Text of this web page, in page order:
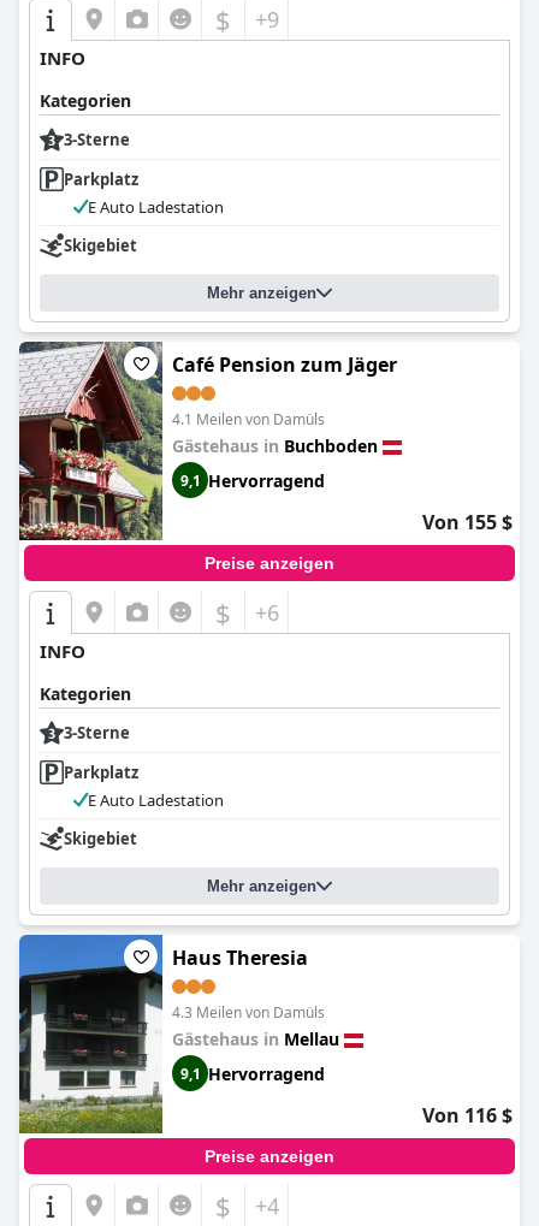
$ +9
INFO
Kategorien
3-Sterne
Parkplatz
E Auto Ladestation
Skigebiet
Mehr anzeigen
Café Pension zum Jäger
4.1 Meilen von Damüls
Gästehaus in Buchboden
9,1 Hervorragend
Von 155 $
Preise anzeigen
$ +6
INFO
Kategorien
3-Sterne
Parkplatz
E Auto Ladestation
Skigebiet
Mehr anzeigen
Haus Theresia
4.3 Meilen von Damüls
Gästehaus in Mellau
9,1 Hervorragend
Von 116 $
Preise anzeigen
$ +4